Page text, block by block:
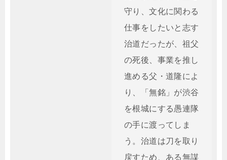
守り、文化に関わる
仕事をしたいと志す
治道だったが、祖父
の死後、事業を推し
進める父・道隆によ
り、「無銘」が渋谷
を根城にする愚連隊
の手に渡ってしま
う。治道は刀を取り
戻すため、ある無謀